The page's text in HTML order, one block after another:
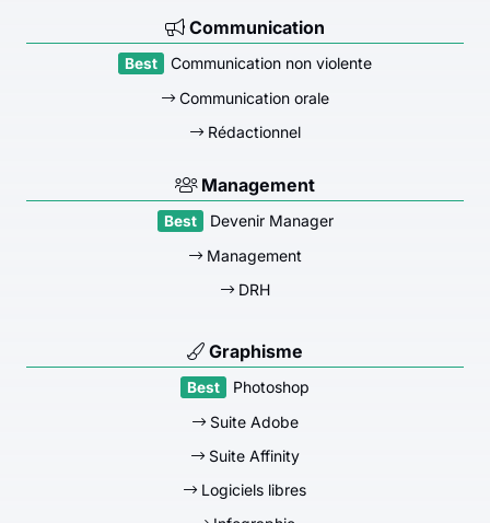
Communication
Communication non violente
Communication orale
Rédactionnel
Management
Devenir Manager
Management
DRH
Graphisme
Photoshop
Suite Adobe
Suite Affinity
Logiciels libres